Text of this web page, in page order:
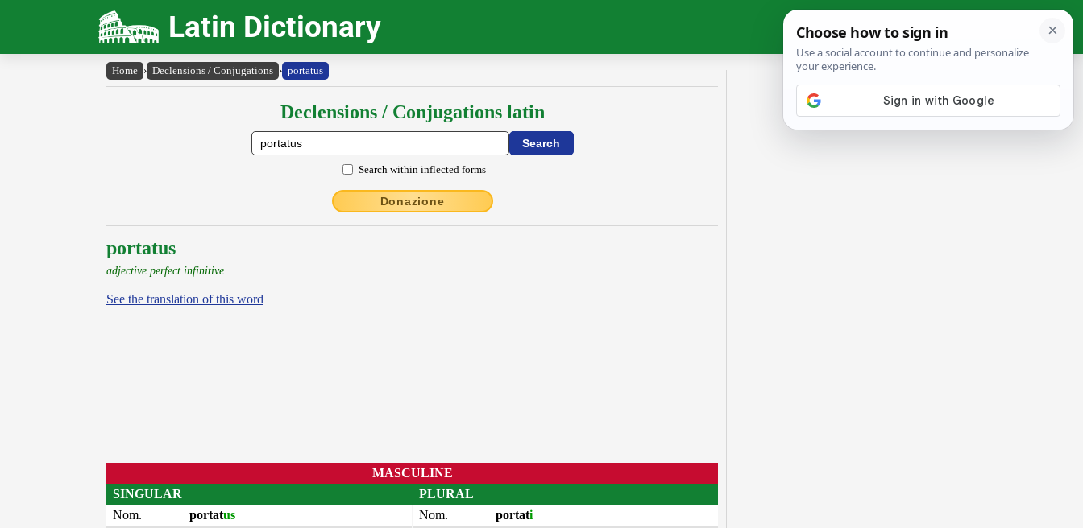
Latin Dictionary
Home › Declensions / Conjugations › portatus
Declensions / Conjugations latin
Search within inflected forms
Donazione
portatus
adjective perfect infinitive
See the translation of this word
MASCULINE
SINGULAR
Nom.
portatus
PLURAL
Nom.
portati